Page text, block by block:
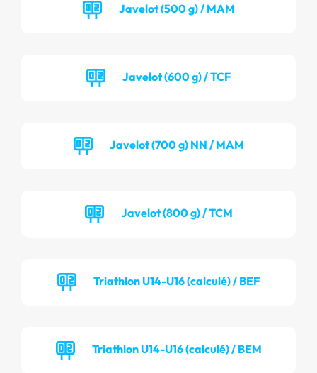
Javelot (500 g) / MAM
Javelot (600 g) / TCF
Javelot (700 g) NN / MAM
Javelot (800 g) / TCM
Triathlon U14-U16 (calculé) / BEF
Triathlon U14-U16 (calculé) / BEM